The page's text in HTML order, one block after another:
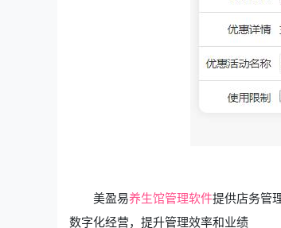
美盈易养生馆管理软件提供店务管
数字化经营，提升管理效率和业绩